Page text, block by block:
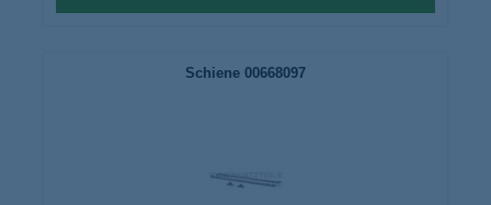
Schiene 00668097